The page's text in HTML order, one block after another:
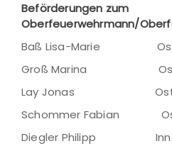
Beförderungen zum
Oberfeuerwehrmann/
Baß Lisa-Marie
Groß Marina
Lay Jonas
Schommer Fabian
Diegler Philipp